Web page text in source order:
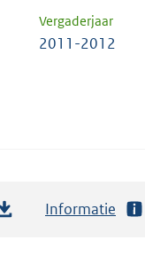
Vergaderjaar
2011-2012
Informatie